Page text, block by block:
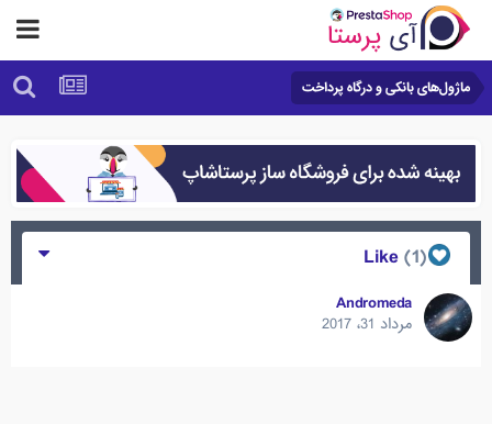
ماژول‌های بانکی و درگاه پرداخت
Like
(1)
Andromeda
مرداد 31، 2017